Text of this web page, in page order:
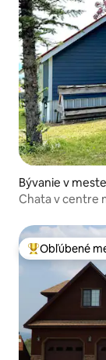
Bývanie v
Chata v centre
Obľúbené